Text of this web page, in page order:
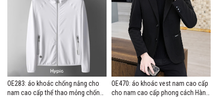
OE283: áo khoác chống nắng cho
nam cao cấp thể thao mỏng chống
OE470: áo khoác vest nam cao cấp
cho nam cao cấp phong cách Hàn